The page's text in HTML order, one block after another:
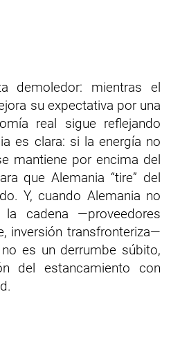
demoledor: mientras el
su expectativa por una
real sigue reflejando
es clara: si la energía no
mantiene por encima del
que Alemania “tire” del
Y, cuando Alemania no
cadena —proveedores
inversión transfronteriza—
es un derrumbe súbito,
del estancamiento con